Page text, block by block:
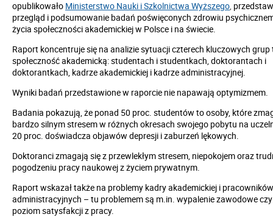
opublikowało Ministerstwo Nauki i Szkolnictwa Wyższego,
przegląd i podsumowanie badań poświęconych zdrowiu
życia społeczności akademickiej w Polsce i na świecie.
Raport koncentruje się na analizie sytuacji czterech kluczowych
społeczność akademicką: studentach i studentkach, doktorantach i
doktorantkach, kadrze akademickiej i kadrze administracyjnej.
Wyniki badań przedstawione w raporcie nie napawają optymizmem.
Badania pokazują, że ponad 50 proc. studentów to osoby, które
bardzo silnym stresem w różnych okresach swojego pobytu na
20 proc. doświadcza objawów depresji i zaburzeń lękowych.
Doktoranci zmagają się z przewlekłym stresem, niepokojem oraz
pogodzeniu pracy naukowej z życiem prywatnym.
Raport wskazał także na problemy kadry akademickiej i pracowników
administracyjnych – tu problemem są m.in. wypalenie zawodowe
poziom satysfakcji z pracy.